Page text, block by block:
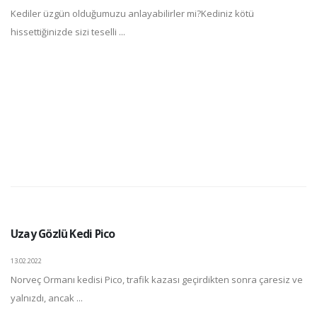
Kediler üzgün olduğumuzu anlayabilirler mi?Kediniz kötü
hissettiğinizde sizi teselli ...
Uzay Gözlü Kedi Pico
13.02.2022
Norveç Ormanı kedisi Pico, trafik kazası geçirdikten sonra çaresiz ve
yalnızdı, ancak ...